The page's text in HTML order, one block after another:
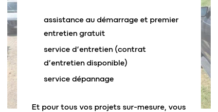
assistance au démarrage et premier
entretien gratuit
service d’entretien (contrat
d’entretien disponible)
service dépannage
Et pour tous vos projets sur-mesure, vous